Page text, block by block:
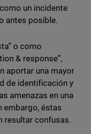
un incidente
antes posible.
o como
& response”,
aportar una mayor
de identificación y
amenazas en una
embargo, éstas
resultar confusas.